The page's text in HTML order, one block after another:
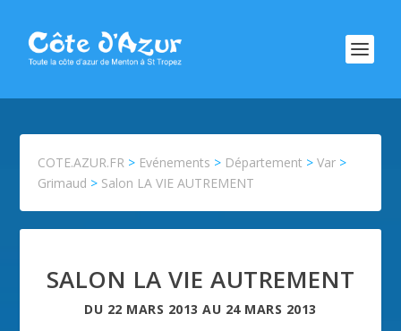
COTE.AZUR.FR > Evénements > Département >Var >
Grimaud > Salon LA VIE AUTREMENT
SALON LA VIE AUTREMENT
DU 22 MARS 2013 AU 24 MARS 2013